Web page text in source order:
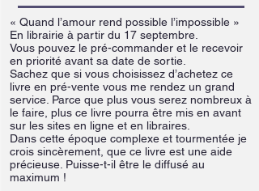
« Quand l’amour rend possible l’impossible »
En librairie à partir du 17 septembre.
Vous pouvez le pré-commander et le recevoir
en priorité avant sa date de sortie.
Sachez que si vous choisissez d’achetez ce
livre en pré-vente vous me rendez un grand
service. Parce que plus vous serez nombreux à
le faire, plus ce livre pourra être mis en avant
sur les sites en ligne et en libraires.
Dans cette époque complexe et tourmentée je
crois sincèrement, que ce livre est une aide
précieuse. Puisse-t-il être le diffusé au
maximum !